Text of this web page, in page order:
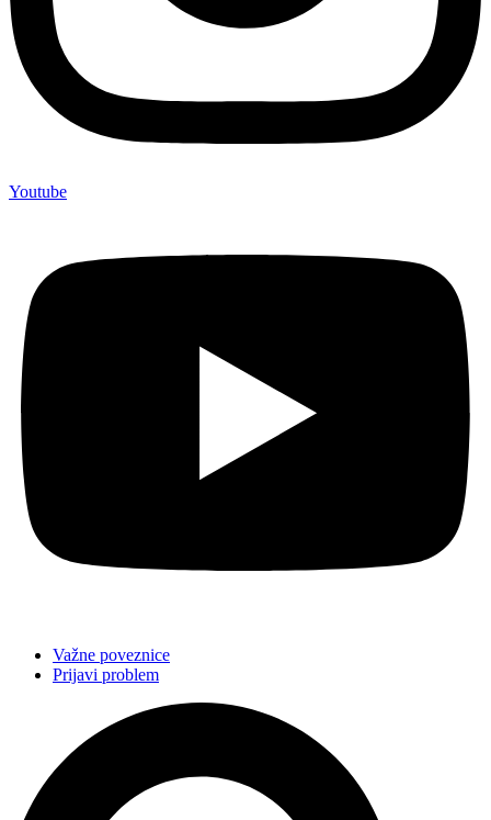
Youtube
Važne poveznice
Prijavi problem